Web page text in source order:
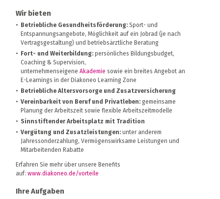
Wir bieten
Betriebliche Gesundheitsförderung: Sport- und
Entspannungsangebote, Möglichkeit auf ein Jobrad (je nach
Vertragsgestaltung) und betriebsärztliche Beratung
Fort- und Weiterbildung: persönliches Bildungsbudget,
Coaching & Supervision,
unternehmenseigene Akademie sowie ein breites Angebot an
E-Learnings in der Diakoneo Learning Zone
Betriebliche Altersvorsorge und Zusatzversicherung
Vereinbarkeit von Beruf und Privatleben: gemeinsame
Planung der Arbeitszeit sowie flexible Arbeitszeitmodelle
Sinnstiftender Arbeitsplatz mit Tradition
Vergütung und Zusatzleistungen: unter anderem
Jahressonderzahlung, Vermögenswirksame Leistungen und
Mitarbeitenden Rabatte
Erfahren Sie mehr über unsere Benefits
auf: www.diakoneo.de/vorteile
Ihre Aufgaben